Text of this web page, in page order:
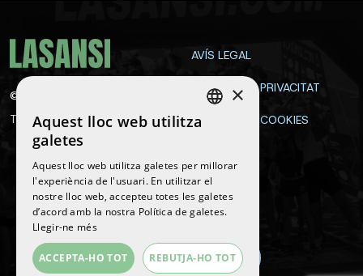
©
Tots els drets reservats
AVÍS LEGAL
POLÍTICA DE PRIVACITAT
POLÍTICA DE COOKIES
Segueix-nos
CATALAN
×
Aquest lloc web utilitza
galetes
Aquest lloc web utilitza galetes per millorar
l'experiència de l'usuari. En utilitzar el
nostre lloc web, accepteu totes les galetes
d’acord amb la nostra Política de galetes.
Llegir-ne més
ACCEPTA-HO TOT REBUTJA-HO TOT